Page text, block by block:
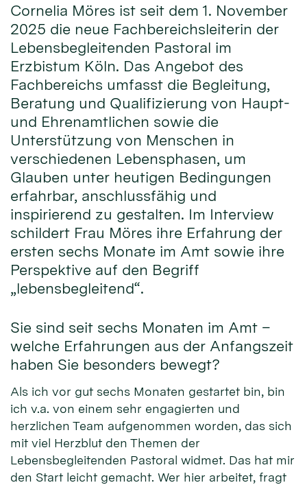
Cornelia Möres ist seit dem 1. November
2025 die neue Fachbereichsleiterin der
Lebensbegleitenden Pastoral im
Erzbistum Köln. Das Angebot des
Fachbereichs umfasst die Begleitung,
Beratung und Qualifizierung von Haupt-
und Ehrenamtlichen sowie die
Unterstützung von Menschen in
verschiedenen Lebensphasen, um
Glauben unter heutigen Bedingungen
erfahrbar, anschlussfähig und
inspirierend zu gestalten. Im Interview
schildert Frau Möres ihre Erfahrung der
ersten sechs Monate im Amt sowie ihre
Perspektive auf den Begriff
„lebensbegleitend“.
Sie sind seit sechs Monaten im Amt –
welche Erfahrungen aus der Anfangszeit
haben Sie besonders bewegt?
Als ich vor gut sechs Monaten gestartet bin, bin
ich v.a. von einem sehr engagierten und
herzlichen Team aufgenommen worden, das sich
mit viel Herzblut den Themen der
Lebensbegleitenden Pastoral widmet. Das hat mir
den Start leicht gemacht. Wer hier arbeitet, fragt